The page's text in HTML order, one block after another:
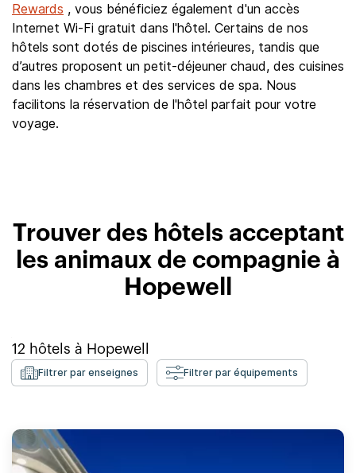
Rewards , vous bénéficiez également d'un accès
Internet Wi-Fi gratuit dans l'hôtel. Certains de nos
hôtels sont dotés de piscines intérieures, tandis que
d’autres proposent un petit-déjeuner chaud, des cuisines
dans les chambres et des services de spa. Nous
facilitons la réservation de l'hôtel parfait pour votre
voyage.
Trouver des hôtels acceptant
les animaux de compagnie à
Hopewell
12 hôtels à Hopewell
Filtrer par enseignes Filtrer par équipements